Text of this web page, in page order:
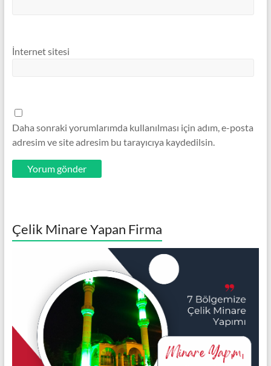
İnternet sitesi
Daha sonraki yorumlarımda kullanılması için adım, e-posta
adresim ve site adresim bu tarayıcıya kaydedilsin.
Çelik Minare Yapan Firma